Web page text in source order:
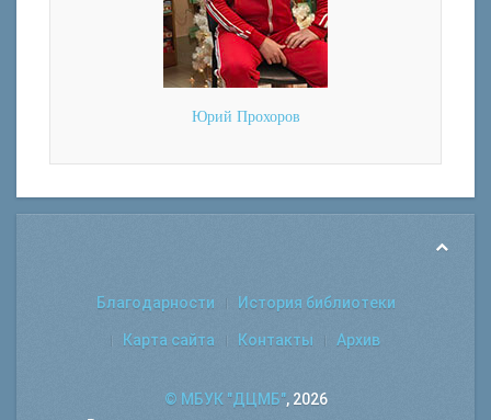
Юрий Прохоров
Благодарности История библиотеки
Карта сайта Контакты Архив
© МБУК "ДЦМБ", 2026